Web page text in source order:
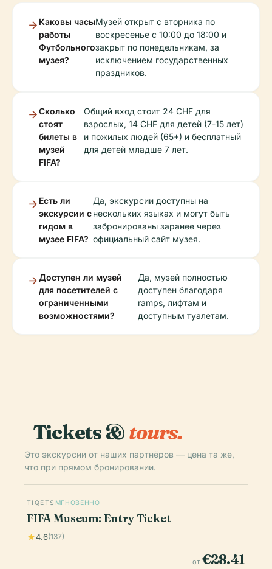
Каковы часы
работы
Футбольного
музея?
Музей открыт с вторника по
воскресенье с 10:00 до 18:00 и
закрыт по понедельникам, за
исключением государственных
праздников.
Сколько
стоят
билеты в
музей
FIFA?
Общий вход стоит 24 CHF для
взрослых, 14 CHF для детей (7-15 лет)
и пожилых людей (65+) и бесплатный
для детей младше 7 лет.
Есть ли
экскурсии с
гидом в
музее FIFA?
Да, экскурсии доступны на
нескольких языках и могут быть
забронированы заранее через
официальный сайт музея.
Доступен ли музей
для посетителей с
ограниченными
возможностями?
Да, музей полностью
доступен благодаря
ramps, лифтам и
доступным туалетам.
Tickets &tours.
Это экскурсии от наших партнёров — цена та же,
что при прямом бронировании.
TIQETS МГНОВЕННО
FIFA Museum: Entry Ticket
4.6(137)
от €28.41